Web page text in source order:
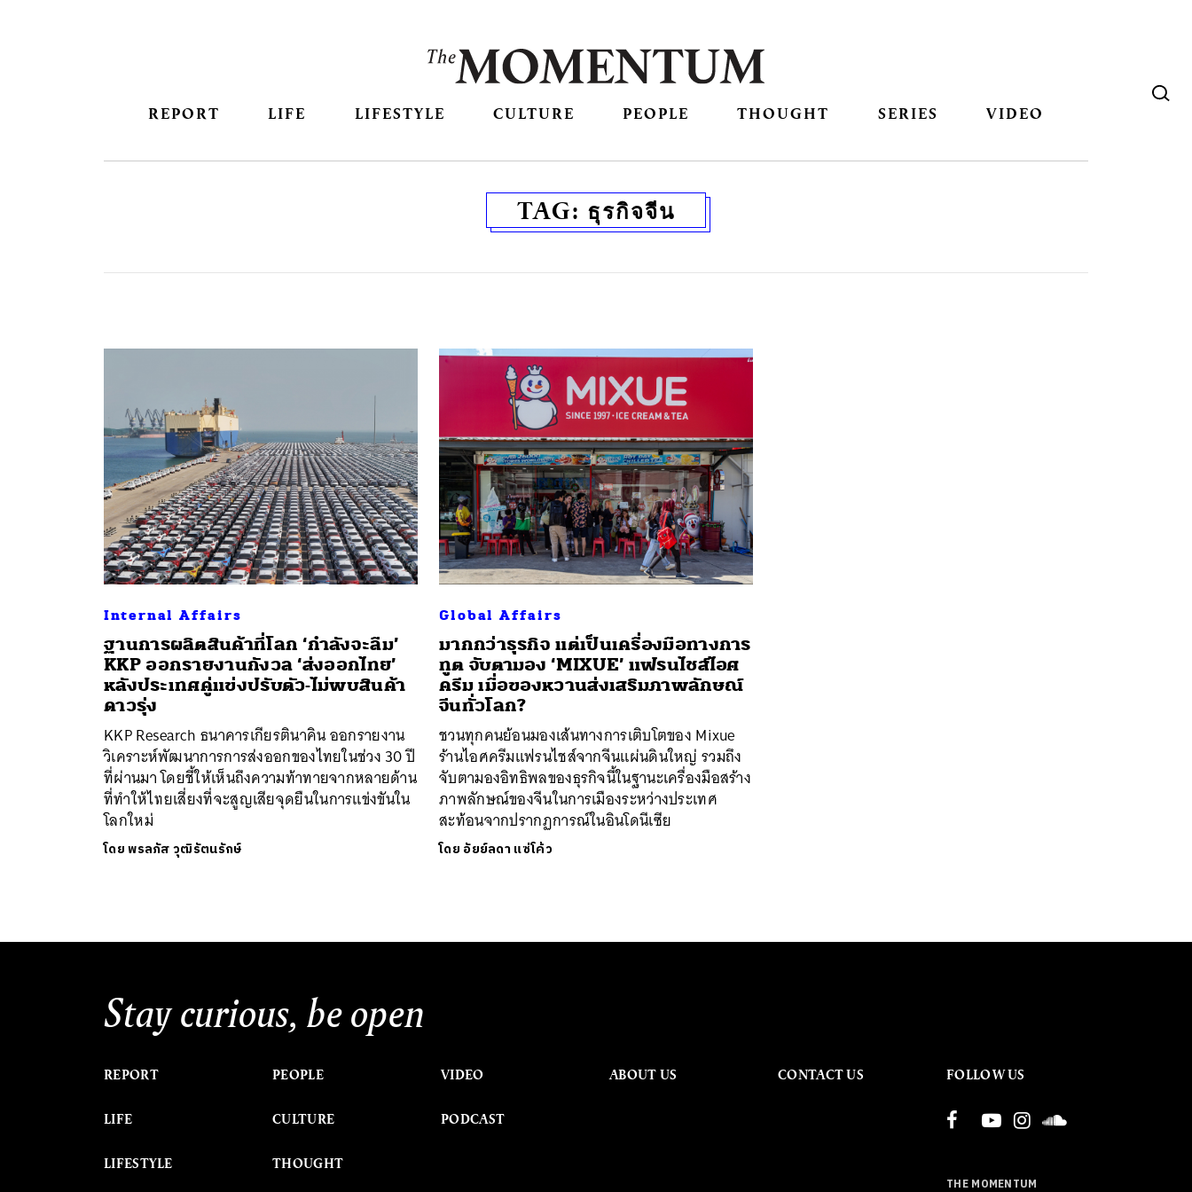
REPORT LIFE LIFESTYLE CULTURE PEOPLE THOUGHT SERIES VIDEO
TAG: ธุรกิจจีน
Internal Affairs
ฐานการผลิตสินค้าที่โลก ‘กำลังจะลืม’
KKP ออกรายงานกังวล ‘ส่งออกไทย’
หลังประเทศคู่แข่งปรับตัว-ไม่พบสินค้า
ดาวรุ่ง
KKP Research ธนาคารเกียรตินาคิน ออกรายงาน
วิเคราะห์พัฒนาการการส่งออกของไทยในช่วง 30 ปี
ที่ผ่านมา โดยชี้ให้เห็นถึงความท้าทายจากหลายด้าน
ที่ทำให้ไทยเสี่ยงที่จะสูญเสียจุดยืนในการแข่งขันใน
โลกใหม่
โดยพรลภัส วุฒิรัตนรักษ์
Global Affairs
มากกว่าธุรกิจ แต่เป็นเครื่องมือทางการ
ทูต จับตามอง ‘MIXUE’ แฟรนไชส์ไอศ
ครีม เมื่อของหวานส่งเสริมภาพลักษณ์
จีนทั่วโลก?
ชวนทุกคนย้อนมองเส้นทางการเติบโตของ Mixue
ร้านไอศครีมแฟรนไชส์จากจีนแผ่นดินใหญ่ รวมถึง
จับตามองอิทธิพลของธุรกิจนี้ในฐานะเครื่องมือสร้าง
ภาพลักษณ์ของจีนในการเมืองระหว่างประเทศ
สะท้อนจากปรากฏการณ์ในอินโดนีเซีย
โดย อัยย์ลดา แซ่โค้ว
Stay curious, be open
REPORT
LIFE
LIFESTYLE
PEOPLE
CULTURE
THOUGHT
VIDEO
PODCAST
ABOUT US CONTACT US FOLLOW US
THE MOMENTUM
ค้นหา
SHARE